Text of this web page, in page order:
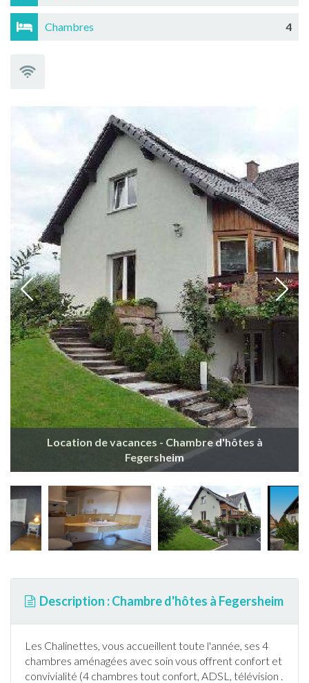
Chambres 4
Location de vacances - Chambre d'hôtes à
Fegersheim
Description : Chambre d'hôtes à Fegersheim
Les Chalinettes, vous accueillent toute l'année, ses 4
chambres aménagées avec soin vous offrent confort et
convivialité (4 chambres tout confort, ADSL, télévision .